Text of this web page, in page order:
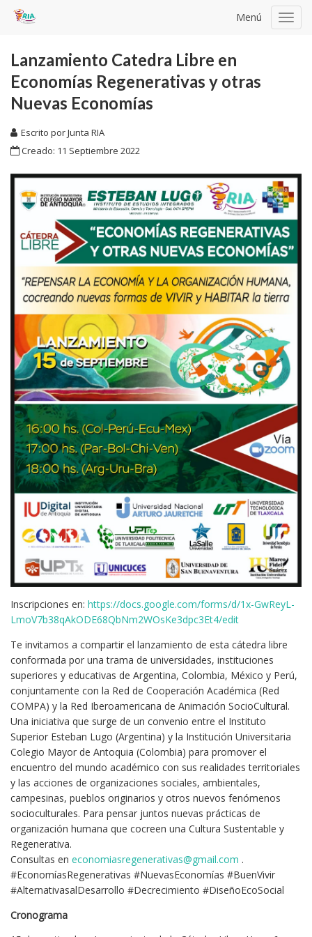
Menú
Lanzamiento Catedra Libre en
Economías Regenerativas y otras
Nuevas Economías
Escrito porJunta RIA
Creado: 11 Septiembre 2022
Inscripciones en: https://docs.google.com/forms/d/1x-GwReyL-
LmoV7b38qAkODE68QbNm2WOsKe3dpc3Et4/edit
Te invitamos a compartir el lanzamiento de esta cátedra libre
conformada por una trama de universidades, instituciones
superiores y educativas de Argentina, Colombia, México y Perú,
conjuntamente con la Red de Cooperación Académica (Red
COMPA) y la Red Iberoamericana de Animación SocioCultural.
Una iniciativa que surge de un convenio entre el Instituto
Superior Esteban Lugo (Argentina) y la Institución Universitaria
Colegio Mayor de Antoquia (Colombia) para promover el
encuentro del mundo académico con sus realidades territoriales
y las acciones de organizaciones sociales, ambientales,
campesinas, pueblos originarios y otros nuevos fenómenos
socioculturales. Para pensar juntos nuevas prácticas de
organización humana que cocreen una Cultura Sustentable y
Regenerativa.
Consultas en economiasregenerativas@gmail.com .
#EconomíasRegenerativas #NuevasEconomías #BuenVivir
#AlternativasalDesarrollo #Decrecimiento #DiseñoEcoSocial
Cronograma